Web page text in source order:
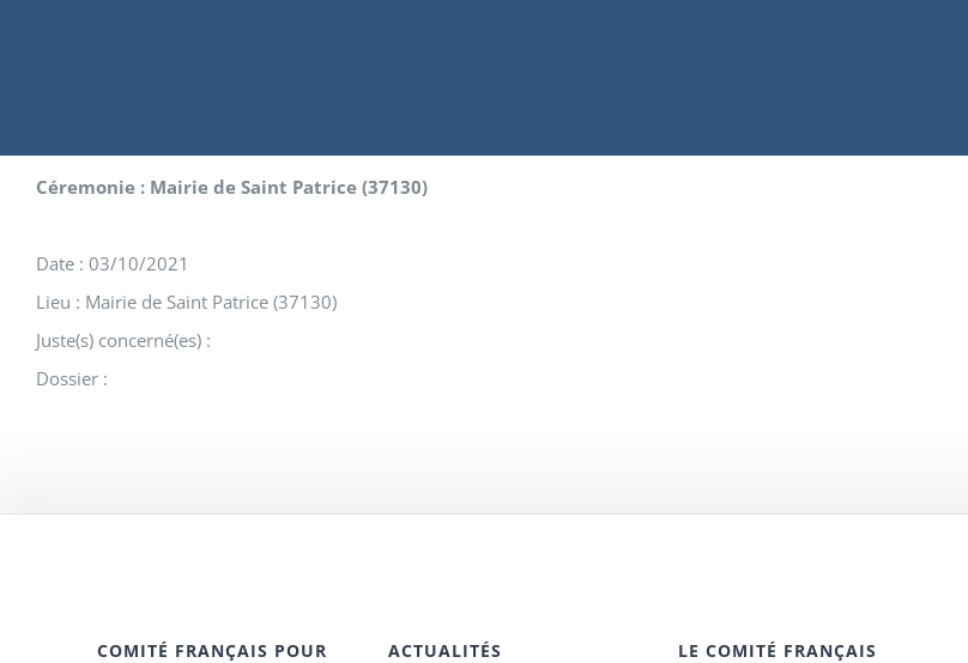
Céremonie : Mairie de Saint Patrice (37130)
Date : 03/10/2021
Lieu : Mairie de Saint Patrice (37130)
Juste(s) concerné(es) :
Dossier :
COMITÉ FRANÇAIS POUR
ACTUALITÉS
LE COMITÉ FRANÇAIS